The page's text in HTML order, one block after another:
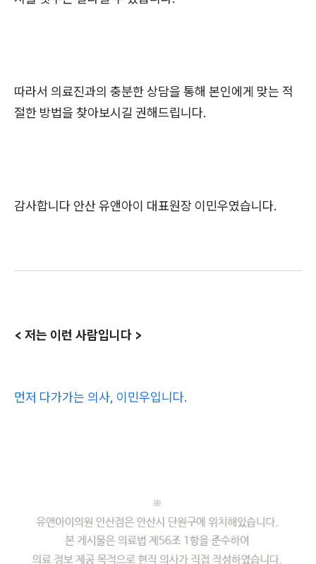
따라서 의료진과의 충분한 상담을 통해 본인에게 맞는 적
절한 방법을 찾아보시길 권해드립니다.
감사합니다 안산 유앤아이 대표원장 이민우였습니다.
< 저는 이런 사람입니다 >
먼저 다가가는 의사, 이민우입니다.